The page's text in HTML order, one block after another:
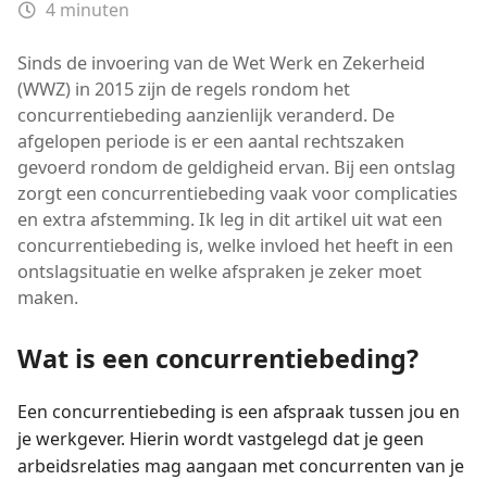
4 minuten
Sinds de invoering van de Wet Werk en Zekerheid
(WWZ) in 2015 zijn de regels rondom het
concurrentiebeding aanzienlijk veranderd. De
afgelopen periode is er een aantal rechtszaken
gevoerd rondom de geldigheid ervan. Bij een ontslag
zorgt een concurrentiebeding vaak voor complicaties
en extra afstemming. Ik leg in dit artikel uit wat een
concurrentiebeding is, welke invloed het heeft in een
ontslagsituatie en welke afspraken je zeker moet
maken.
Wat is een concurrentiebeding?
Een concurrentiebeding is een afspraak tussen jou en
je werkgever. Hierin wordt vastgelegd dat je geen
arbeidsrelaties mag aangaan met concurrenten van je